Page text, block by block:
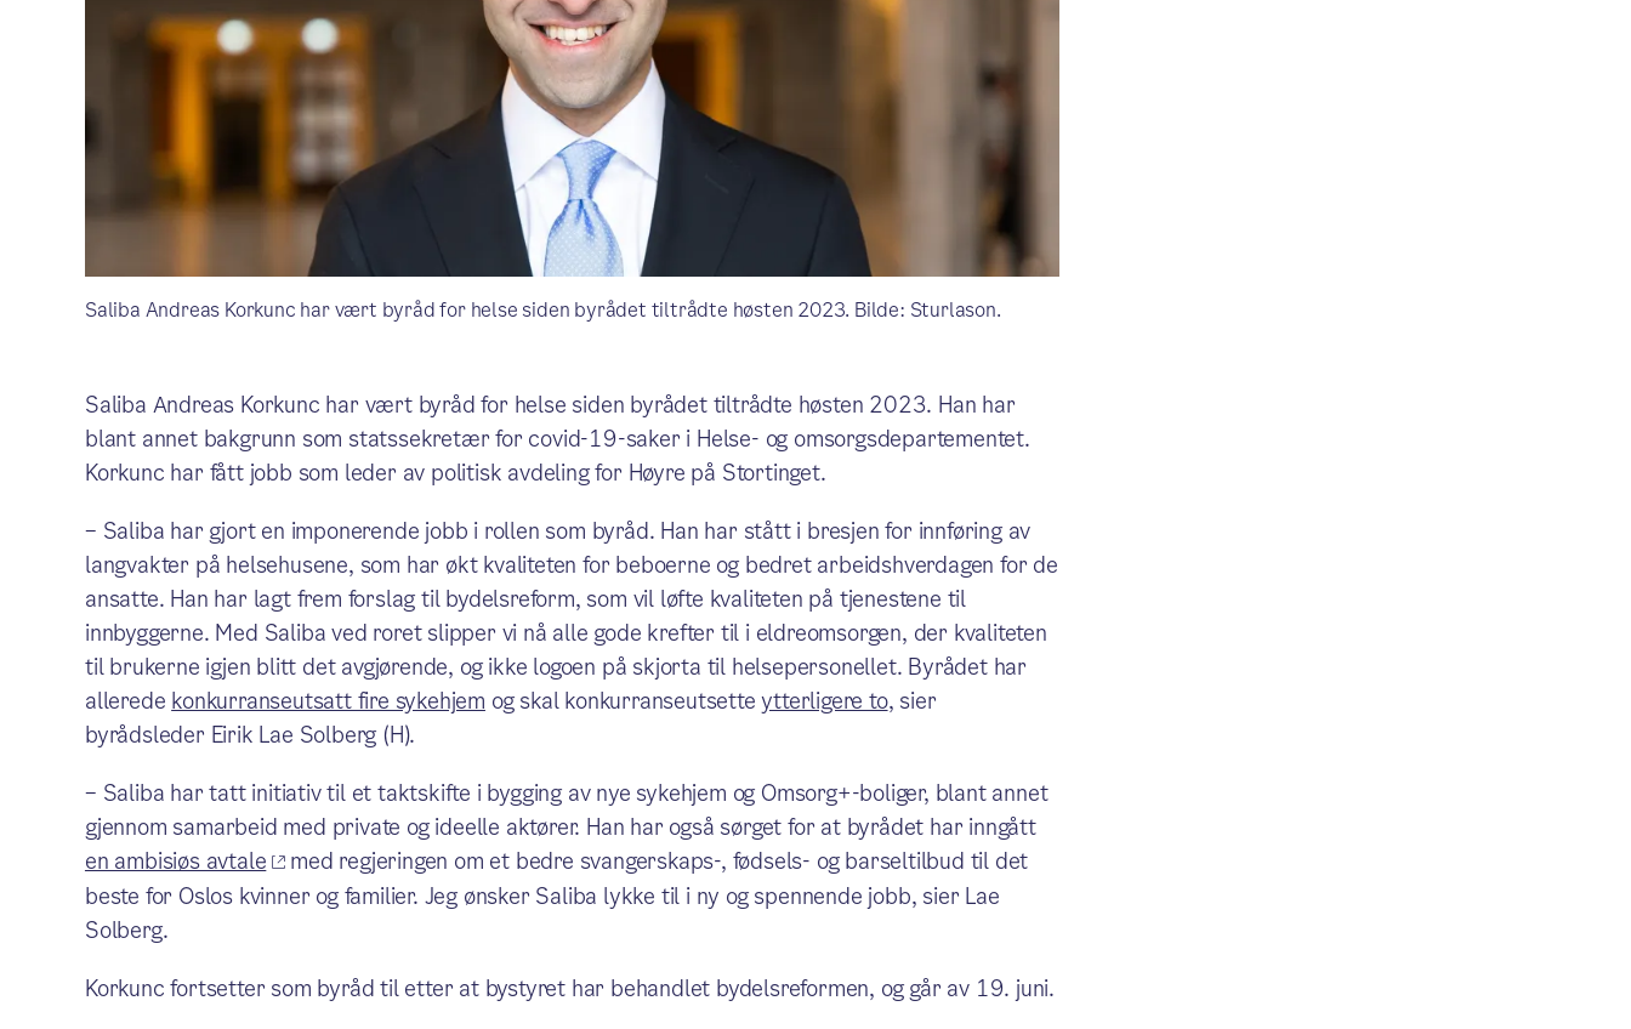
Saliba Andreas Korkunc har vært byråd for helse siden byrådet tiltrådte høsten 2023. Bilde: Sturlason.
Saliba Andreas Korkunc har vært byråd for helse siden byrådet tiltrådte høsten 2023. Han har
blant annet bakgrunn som statssekretær for covid-19-saker i Helse- og omsorgsdepartementet.
Korkunc har fått jobb som leder av politisk avdeling for Høyre på Stortinget.
– Saliba har gjort en imponerende jobb i rollen som byråd. Han har stått i bresjen for innføring av
langvakter på helsehusene, som har økt kvaliteten for beboerne og bedret arbeidshverdagen for de
ansatte. Han har lagt frem forslag til bydelsreform, som vil løfte kvaliteten på tjenestene til
innbyggerne. Med Saliba ved roret slipper vi nå alle gode krefter til i eldreomsorgen, der kvaliteten
til brukerne igjen blitt det avgjørende, og ikke logoen på skjorta til helsepersonellet. Byrådet har
allerede konkurranseutsatt fire sykehjem og skal konkurranseutsetteytterligere to, sier
byrådsleder Eirik Lae Solberg (H).
– Saliba har tatt initiativ til et taktskifte i bygging av nye sykehjem og Omsorg+-boliger, blant annet
gjennom samarbeid med private og ideelle aktører. Han har også sørget for at byrådet har inngått
en ambisiøs avtale
med regjeringen om et bedre svangerskaps-, fødsels- og barseltilbud til det
beste for Oslos kvinner og familier. Jeg ønsker Saliba lykke til i ny og spennende jobb, sier Lae
Solberg.
Korkunc fortsetter som byråd til etter at bystyret har behandlet bydelsreformen, og går av 19. juni.